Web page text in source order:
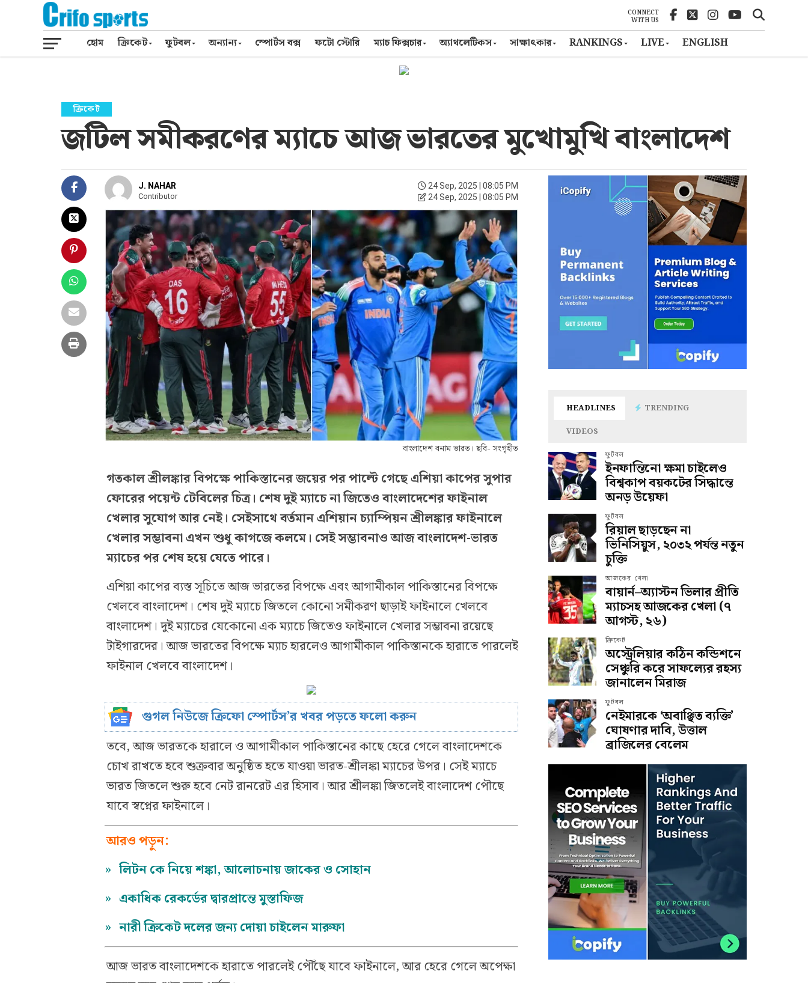
CONNECT
WITH US
হোম ক্রিকেট ফুটবল অন্যান্য স্পোর্টস বক্স ফটো স্টোরি ম্যাচ ফিক্সচার অ্যাথলেটিকস সাক্ষাৎকার RANKINGS LIVE ENGLISH
ক্রিকেট
জটিল সমীকরণের ম্যাচে আজ ভারতের মুখোমুখি বাংলাদেশ
J. NAHAR
Contributor
24 Sep, 2025 | 08:05 PM
24 Sep, 2025 | 08:05 PM
বাংলাদেশ বনাম ভারত। ছবি- সংগৃহীত
গতকাল শ্রীলঙ্কার বিপক্ষে পাকিস্তানের জয়ের পর পাল্টে গেছে এশিয়া কাপের সুপার
ফোরের পয়েন্ট টেবিলের চিত্র। শেষ দুই ম্যাচে না জিতেও বাংলাদেশের ফাইনাল
খেলার সুযোগ আর নেই। সেইসাথে বর্তমান এশিয়ান চ্যাম্পিয়ন শ্রীলঙ্কার ফাইনালে
খেলার সম্ভাবনা এখন শুধু কাগজে কলমে। সেই সম্ভাবনাও আজ বাংলাদেশ-ভারত
ম্যাচের পর শেষ হয়ে যেতে পারে।
এশিয়া কাপের ব্যস্ত সূচিতে আজ ভারতের বিপক্ষে এবং আগামীকাল পাকিস্তানের বিপক্ষে
খেলবে বাংলাদেশ। শেষ দুই ম্যাচে জিতলে কোনো সমীকরণ ছাড়াই ফাইনালে খেলবে
বাংলাদেশ। দুই ম্যাচের যেকোনো এক ম্যাচে জিতেও ফাইনালে খেলার সম্ভাবনা রয়েছে
টাইগারদের। আজ ভারতের বিপক্ষে ম্যাচ হারলেও আগামীকাল পাকিস্তানকে হারাতে পারলেই
ফাইনাল খেলবে বাংলাদেশ।
গুগল নিউজে ক্রিফো স্পোর্টস’র খবর পড়তে ফলো করুন
তবে, আজ ভারতকে হারালে ও আগামীকাল পাকিস্তানের কাছে হেরে গেলে বাংলাদেশকে
চোখ রাখতে হবে শুক্রবার অনুষ্ঠিত হতে যাওয়া ভারত-শ্রীলঙ্কা ম্যাচের উপর। সেই ম্যাচে
ভারত জিতলে শুরু হবে নেট রানরেট এর হিসাব। আর শ্রীলঙ্কা জিতলেই বাংলাদেশ পৌছে
যাবে স্বপ্নের ফাইনালে।
আরও পড়ুন:
» লিটন কে নিয়ে শঙ্কা, আলোচনায় জাকের ও সোহান
» একাধিক রেকর্ডের দ্বারপ্রান্তে মুস্তাফিজ
» নারী ক্রিকেট দলের জন্য দোয়া চাইলেন মারুফা
আজ ভারত বাংলাদেশকে হারাতে পারলেই পৌঁছে যাবে ফাইনালে, আর হেরে গেলে অপেক্ষা
HEADLINES
TRENDING
VIDEOS
ফুটবল
ইনফান্তিনো ক্ষমা চাইলেও
বিশ্বকাপ বয়কটের সিদ্ধান্তে
অনড় উয়েফা
ফুটবল
রিয়াল ছাড়ছেন না
ভিনিসিয়ুস, ২০৩২ পর্যন্ত নতুন
চুক্তি
আজকের খেলা
বায়ার্ন–অ্যাস্টন ভিলার প্রীতি
ম্যাচসহ আজকের খেলা (৭
আগস্ট, ২৬)
ক্রিকেট
অস্ট্রেলিয়ার কঠিন কন্ডিশনে
সেঞ্চুরি করে সাফল্যের রহস্য
জানালেন মিরাজ
ফুটবল
নেইমারকে ‘অবাঞ্ছিত ব্যক্তি’
ঘোষণার দাবি, উত্তাল
ব্রাজিলের বেলেম